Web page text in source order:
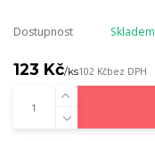
Dostupnost Skladem
123 Kč/ks102 Kčbez DPH